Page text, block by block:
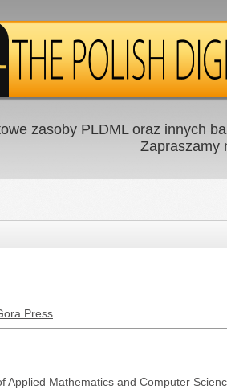
zasoby PLDML oraz innych
Zapraszamy
Press
Applied Mathematics and Computer